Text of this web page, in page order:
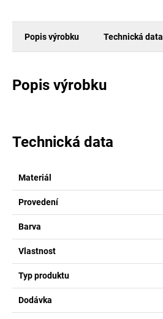
Popis výrobku Technická data
Popis výrobku
Technická data
Materiál
Provedení
Barva
Vlastnost
Typ produktu
Dodávka